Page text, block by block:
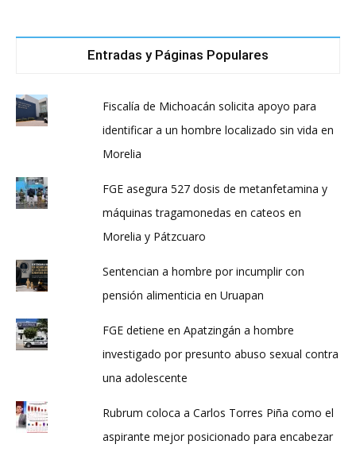
Entradas y Páginas Populares
Fiscalía de Michoacán solicita apoyo para
identificar a un hombre localizado sin vida en
Morelia
FGE asegura 527 dosis de metanfetamina y
máquinas tragamonedas en cateos en
Morelia y Pátzcuaro
Sentencian a hombre por incumplir con
pensión alimenticia en Uruapan
FGE detiene en Apatzingán a hombre
investigado por presunto abuso sexual contra
una adolescente
Rubrum coloca a Carlos Torres Piña como el
aspirante mejor posicionado para encabezar